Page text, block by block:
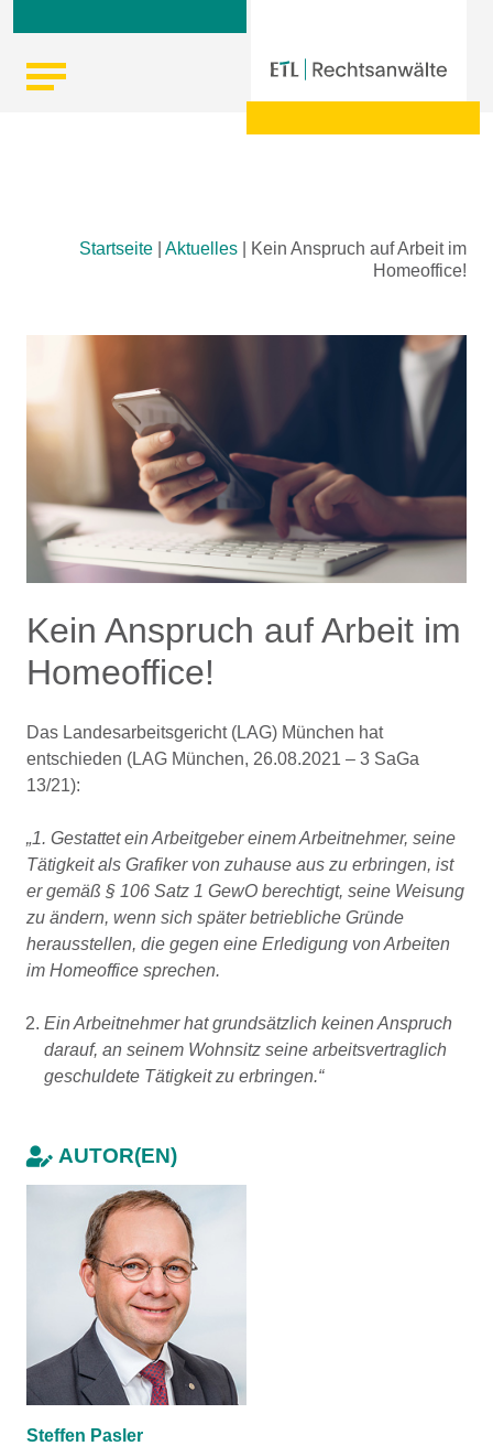
Startseite Aktuelles
Kein Anspruch auf Arbeit im
Homeoffice!
Kein Anspruch auf Arbeit im
Homeoffice!
Das Landesarbeitsgericht (LAG) München hat
entschieden (LAG München, 26.08.2021 – 3 SaGa
13/21):
„1. Gestattet ein Arbeitgeber einem Arbeitnehmer, seine
Tätigkeit als Grafiker von zuhause aus zu erbringen, ist
er gemäß § 106 Satz 1 GewO berechtigt, seine Weisung
zu ändern, wenn sich später betriebliche Gründe
herausstellen, die gegen eine Erledigung von Arbeiten
im Homeoffice sprechen.
Ein Arbeitnehmer hat grundsätzlich keinen Anspruch
darauf, an seinem Wohnsitz seine arbeitsvertraglich
geschuldete Tätigkeit zu erbringen.“
AUTOR(EN)
Steffen Pasler